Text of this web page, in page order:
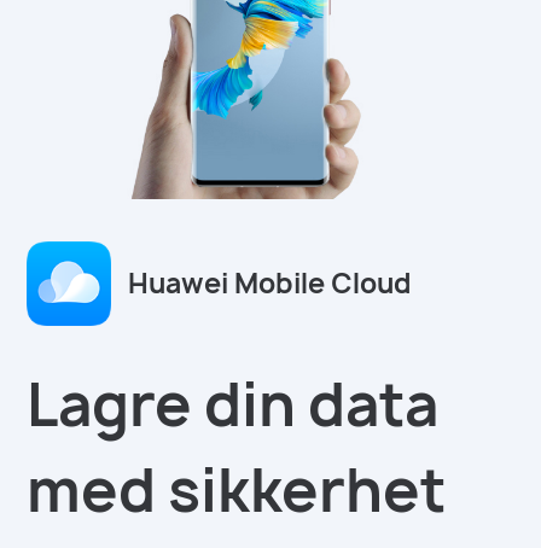
Huawei Mobile Cloud
Lagre din data
med sikkerhet